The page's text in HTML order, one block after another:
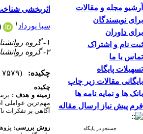
آرشیو مجله و مقالات
برای نویسندگان
برای داوران
ثبت نام و اشتراک
تماس با ما
تسهیلات پایگاه
بایگانی مقالات زیر چاپ
بانک ها و نمایه نامه ها
فرم پیش نیاز ارسال مقاله
جستجو در پایگاه
اثربخشی
سبا پورداد ۱
۱- گروه روانشناسی بالینی، دانشگاه تبریز، تبریز، ایران
۲- گروه روانشناسی بالینی، دانشگاه تبریز، تبریز، ایران ،
چکیده: (۷۵۷۹ مشاهده)
چکیده
زمینه و هدف :
مهم‌ترین عواملی
آگاهی بر تفکرات
روش بررسی: